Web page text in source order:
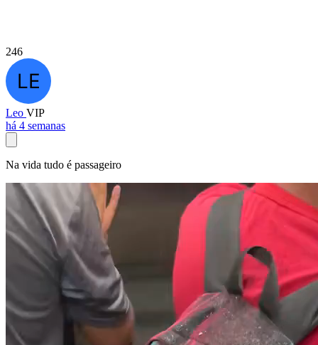
246
Leo VIP
há 4 semanas
Na vida tudo é passageiro